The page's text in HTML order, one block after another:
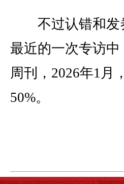
不过认错和发
最近的一次专访
周刊，2026年1月
50%。